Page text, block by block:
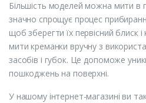
Більшість моделей можна мити в
значно спрощує процес
щоб зберегти їх первісний блиск
мити креманки вручну з
засобів і губок. Це допоможе
пошкоджень на поверхні.
У нашому інтернет-магазині ви